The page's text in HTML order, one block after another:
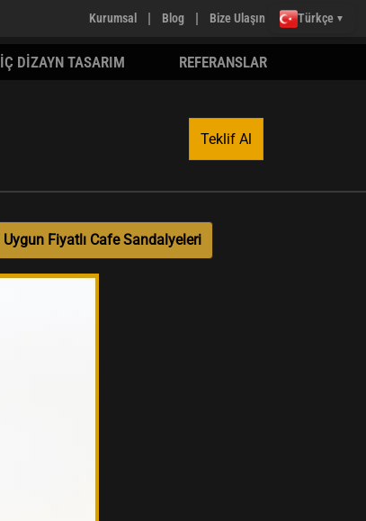
Kurumsal | Blog | Bize Ulaşın Türkçe ▼
İÇ DİZAYN TASARIM REFERANSLAR
Teklif Al
Uygun Fiyatlı Cafe Sandalyeleri